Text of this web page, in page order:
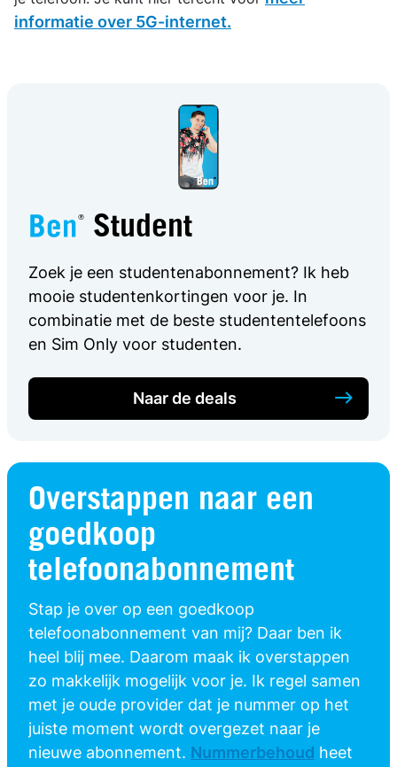
informatie over 5G-internet.
Student
Zoek je een studentenabonnement? Ik heb
mooie studentenkortingen voor je. In
combinatie met de beste studententelefoons
en Sim Only voor studenten.
Naar de deals
Overstappen naar een
goedkoop
telefoonabonnement
Stap je over op een goedkoop
telefoonabonnement van mij? Daar ben ik
heel blij mee. Daarom maak ik overstappen
zo makkelijk mogelijk voor je. Ik regel samen
met je oude provider dat je nummer op het
juiste moment wordt overgezet naar je
nieuwe abonnement. Nummerbehoud heet